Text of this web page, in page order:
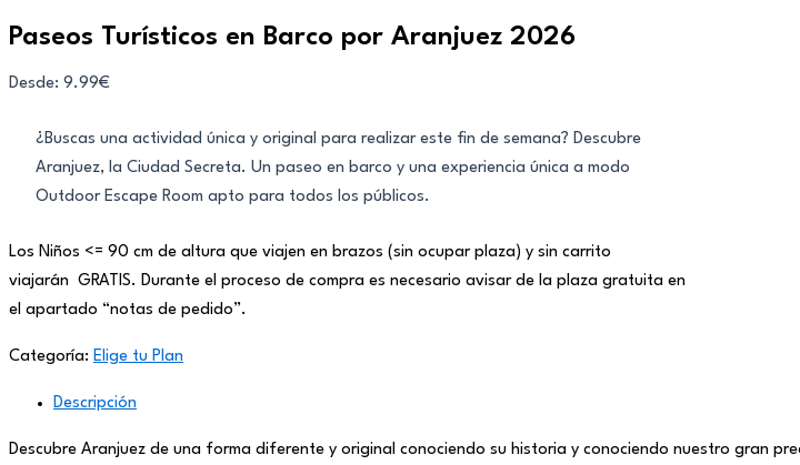
Paseos Turísticos en Barco por Aranjuez 2026
Desde: 9.99€
¿Buscas una actividad única y original para realizar este fin de semana? Descubre
Aranjuez, la Ciudad Secreta. Un paseo en barco y una experiencia única a modo
Outdoor Escape Room apto para todos los públicos.
Los Niños <= 90 cm de altura que viajen en brazos (sin ocupar plaza) y sin carrito
viajarán GRATIS. Durante el proceso de compra es necesario avisar de la plaza gratuita en
el apartado “notas de pedido”.
Categoría: Elige tu Plan
Descripción
Descubre Aranjuez de una forma diferente y original conociendo su historia y conociendo nuestro gran